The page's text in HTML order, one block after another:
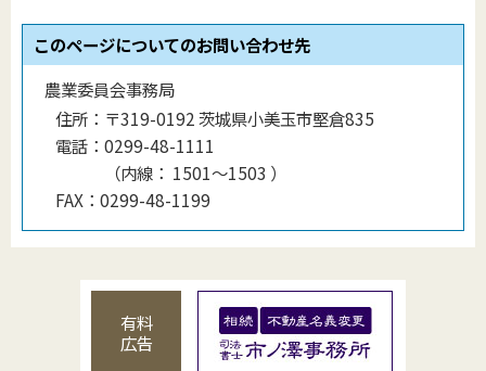
このページについてのお問い合わせ先
農業委員会事務局
住所： 〒319-0192 茨城県小美玉市堅倉835
電話： 0299-48-1111
（内線 ： 1501〜1503 ）
FAX： 0299-48-1199
有料
広告